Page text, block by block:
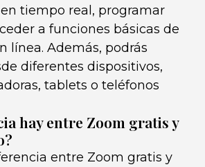
tiempo real, programar
a funciones básicas de
línea. Además, podrás
diferentes dispositivos,
tablets o teléfonos
hay entre Zoom gratis y
entre Zoom gratis y